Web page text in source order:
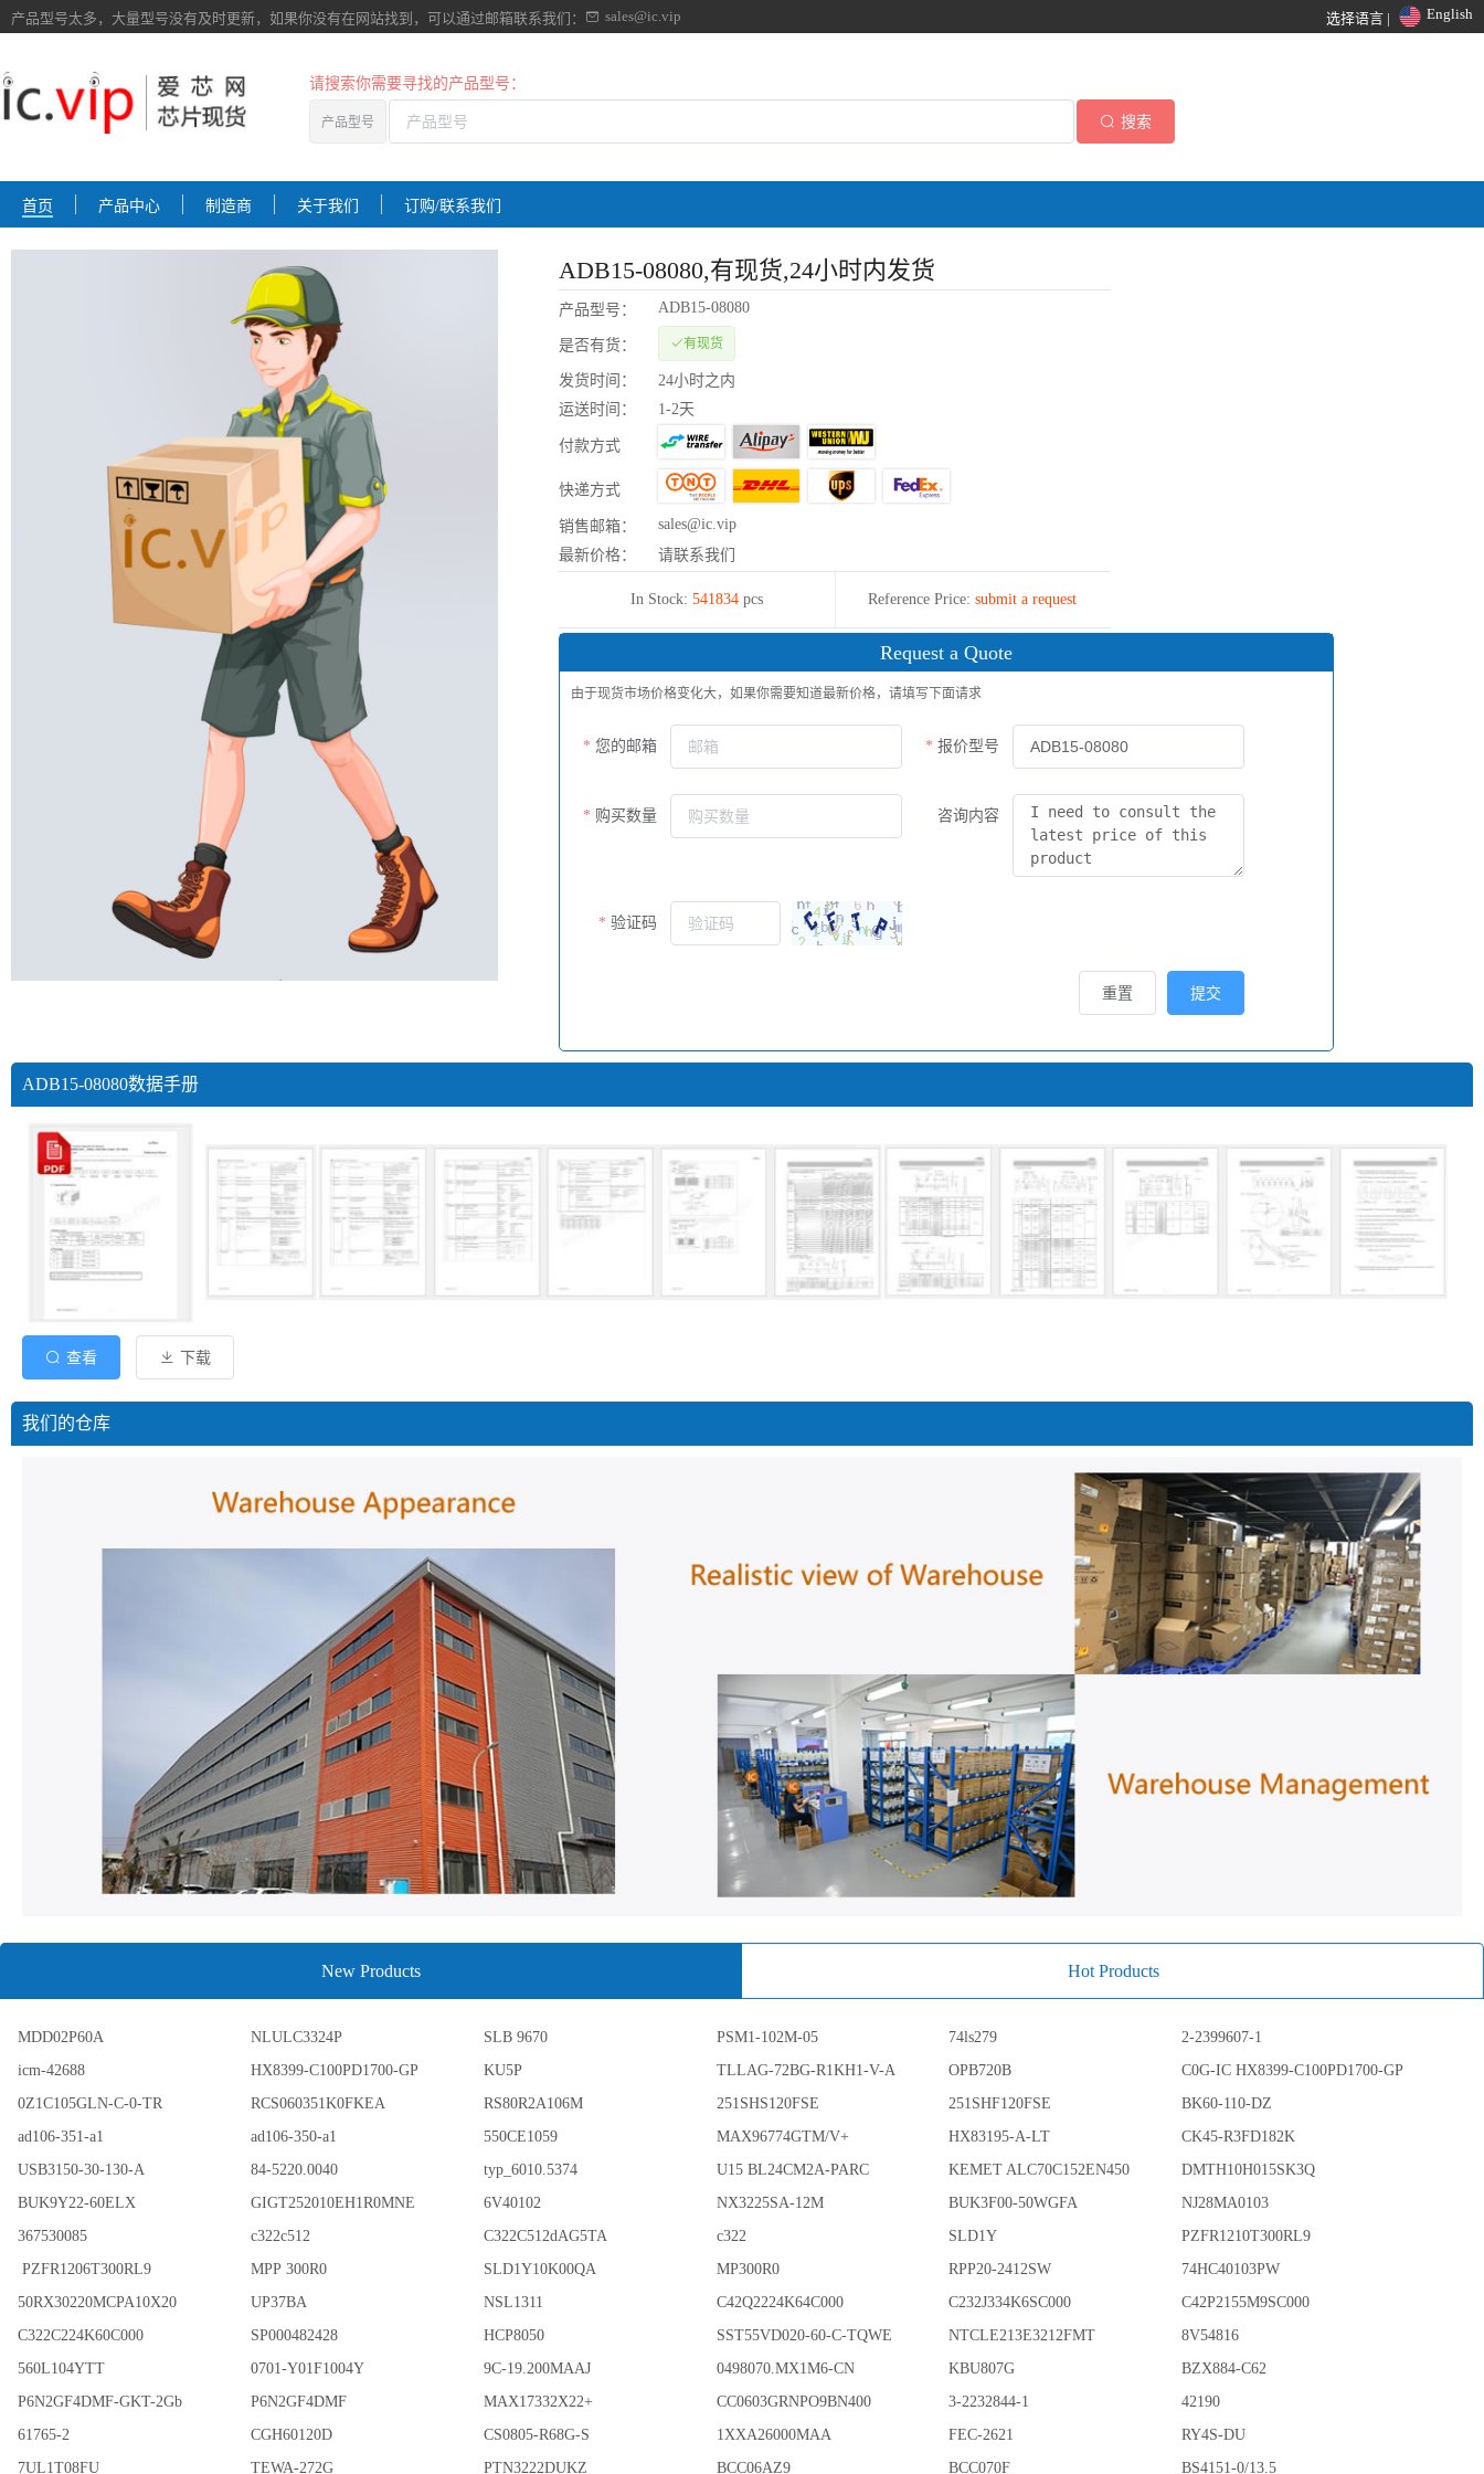
产品型号太多，大量型号没有及时更新，如果你没有在网站找到， 可以通过邮箱联系我们： sales@ic.vip 选择语言 | English
请搜索你需要寻找的产品型号：
产品型号 搜索
首页 产品中心 制造商 关于我们 订购/联系我们
ADB15-08080,有现货,24小时内发货
产品型号： ADB15-08080
是否有货： 有现货
发货时间：
24小时之内
运送时间：
1-2天
付款方式
快递方式
销售邮箱：
sales@ic.vip
最新价格：
请联系我们
In Stock: 541834 pcs Reference Price: submit a request
Request a Quote
由于现货市场价格变化大，如果你需要知道最新价格，请填写下面请求
您的邮箱 报价型号
购买数量 咨询内容
验证码
提交
重置
ADB15-08080数据手册
查看 下载
我们的仓库
New Products Hot Products
MDD02P60A NLULC3324P SLB 9670 PSM1-102M-05 74ls279
2-2399607-1
icm-42688
HX8399-C100PD1700-GP KU5P TLLAG-72BG-R1KH1-V-A OPB720B
C0G-IC HX8399-C100PD1700-GP
0Z1C105GLN-C-0-TR
RCS060351K0FKEA RS80R2A106M 251SHS120FSE 251SHF120FSE
BK60-110-DZ
ad106-351-a1
ad106-350-a1 550CE1059 MAX96774GTM/V+ HX83195-A-LT
CK45-R3FD182K
USB3150-30-130-A
84-5220.0040 typ_6010.5374 U15 BL24CM2A-PARC KEMET ALC70C152EN450
DMTH10H015SK3Q
BUK9Y22-60ELX
GIGT252010EH1R0MNE 6V40102 NX3225SA-12M BUK3F00-50WGFA
NJ28MA0103
367530085
c322c512 C322C512dAG5TA c322 SLD1Y
PZFR1210T300RL9
PZFR1206T300RL9
MPP 300R0 SLD1Y10K00QA MP300R0 RPP20-2412SW
74HC40103PW
50RX30220MCPA10X20
UP37BA NSL1311 C42Q2224K64C000 C232J334K6SC000
C42P2155M9SC000
C322C224K60C000
SP000482428 HCP8050 SST55VD020-60-C-TQWE NTCLE213E3212FMT
8V54816
560L104YTT
0701-Y01F1004Y 9C-19.200MAAJ 0498070.MX1M6-CN KBU807G
BZX884-C62
P6N2GF4DMF-GKT-2Gb
P6N2GF4DMF MAX17332X22+ CC0603GRNPO9BN400 3-2232844-1
42190
61765-2
CGH60120D CS0805-R68G-S 1XXA26000MAA FEC-2621
RY4S-DU
7UL1T08FU
TEWA-272G PTN3222DUKZ BCC06AZ9 BCC070F BS4151-0/13.5